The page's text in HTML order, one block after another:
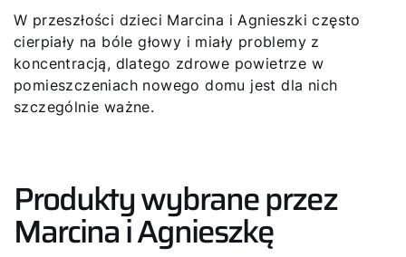
W przeszłości dzieci Marcina i Agnieszki często
cierpiały na bóle głowy i miały problemy z
koncentracją, dlatego zdrowe powietrze w
pomieszczeniach nowego domu jest dla nich
szczególnie ważne.
Produkty wybrane przez
Marcina i Agnieszkę